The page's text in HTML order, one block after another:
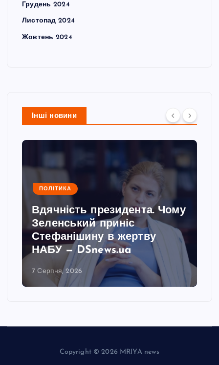
Грудень 2024
Листопад 2024
Жовтень 2024
Інші новини
ПОЛІТИКА
Вдячність президента. Чому
Зеленський приніс
Стефанішину в жертву
НАБУ — DSnews.ua
7 Серпня, 2026
Copyright © 2026 MRIYA news